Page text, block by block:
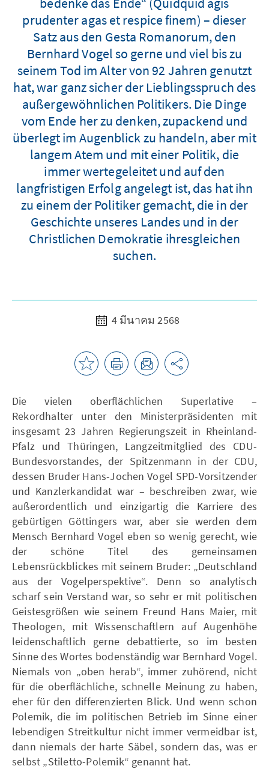
prudenter agas et respice finem) – dieser
Satz aus den Gesta Romanorum, den
Bernhard Vogel so gerne und viel bis zu
seinem Tod im Alter von 92 Jahren genutzt
hat, war ganz sicher der Lieblingsspruch des
außergewöhnlichen Politikers. Die Dinge
vom Ende her zu denken, zupackend und
überlegt im Augenblick zu handeln, aber mit
langem Atem und mit einer Politik, die
immer wertegeleitet und auf den
langfristigen Erfolg angelegt ist, das hat ihn
zu einem der Politiker gemacht, die in der
Geschichte unseres Landes und in der
Christlichen Demokratie ihresgleichen
suchen.
4 มีนาคม 2568
Die vielen oberflächlichen Superlative –
Rekordhalter unter den Ministerpräsidenten mit
insgesamt 23 Jahren Regierungszeit in Rheinland-
Pfalz und Thüringen, Langzeitmitglied des CDU-
Bundesvorstandes, der Spitzenmann in der CDU,
dessen Bruder Hans-Jochen Vogel SPD-Vorsitzender
und Kanzlerkandidat war – beschreiben zwar, wie
außerordentlich und einzigartig die Karriere des
gebürtigen Göttingers war, aber sie werden dem
Mensch Bernhard Vogel eben so wenig gerecht, wie
der schöne Titel des gemeinsamen
Lebensrückblickes mit seinem Bruder: „Deutschland
aus der Vogelperspektive“. Denn so analytisch
scharf sein Verstand war, so sehr er mit politischen
Geistesgrößen wie seinem Freund Hans Maier, mit
Theologen, mit Wissenschaftlern auf Augenhöhe
leidenschaftlich gerne debattierte, so im besten
Sinne des Wortes bodenständig war Bernhard Vogel.
Niemals von „oben herab“, immer zuhörend, nicht
für die oberflächliche, schnelle Meinung zu haben,
eher für den differenzierten Blick. Und wenn schon
Polemik, die im politischen Betrieb im Sinne einer
lebendigen Streitkultur nicht immer vermeidbar ist,
dann niemals der harte Säbel, sondern das, was er
selbst „Stiletto-Polemik“ genannt hat.